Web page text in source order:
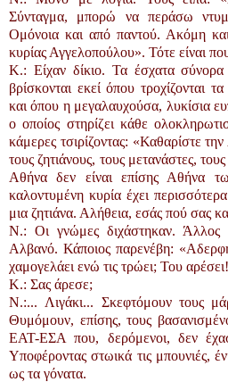
Σύνταγμα, μπορώ να περάσω
Ομόνοια και από παντού. Ακόμη
κυρίας Αγγελοπούλου». Τότε είναι
K.: Είχαν δίκιο. Τα έσχατα σύνορα
βρίσκονται εκεί όπου τροχίζονται
και όπου η μεγαλαυχούσα, λυκίσια
ο οποίος στηρίζει κάθε
κάμερες τσιρίζοντας: «Καθαρίστε
τους ζητιάνους, τους μετανάστες,
Αθήνα δεν είναι επίσης Αθήνα
καλοντυμένη κυρία έχει
μια ζητιάνα. Αλήθεια, εσάς πού σας
N.: Οι γνώμες διχάστηκαν. Άλλος
Αλβανό. Κάποιος παρενέβη:
χαμογελάει ενώ τις τρώει; Του
K.: Σας άρεσε;
N.:... Λιγάκι... Σκεφτόμουν τους
Θυμόμουν, επίσης, τους
EAT-ΕΣΑ που, δερόμενοι, δεν
Υποφέροντας στωικά τις μπουνιές,
ως τα γόνατα.